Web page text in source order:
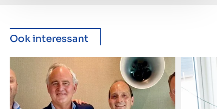
Ook interessant